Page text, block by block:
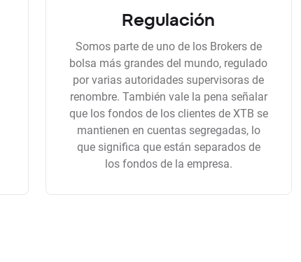
Regulación
Somos parte de uno de los Brokers de
bolsa más grandes del mundo, regulado
por varias autoridades supervisoras de
renombre. También vale la pena señalar
que los fondos de los clientes de XTB se
mantienen en cuentas segregadas, lo
que significa que están separados de
los fondos de la empresa.